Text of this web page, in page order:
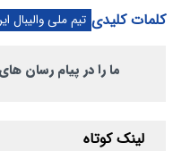
کلمات کلیدی تیم ملی والیبال
ما را در پیام رسان
لینک کوتاه